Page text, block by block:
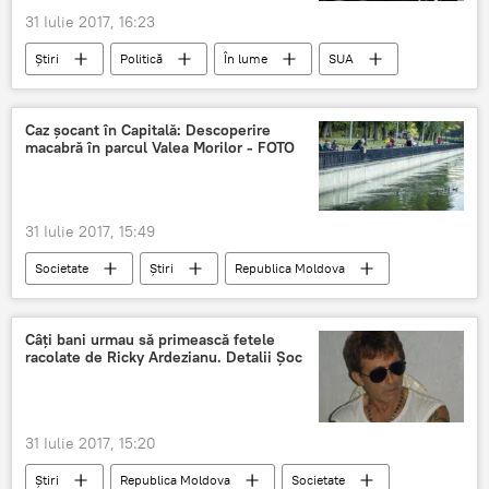
31 Iulie 2017, 16:23
Știri Politică În lume
SUA
Venezuela
alegeri
criză
Caz șocant în Capitală: Descoperire
macabră în parcul Valea Morilor - FOTO
31 Iulie 2017, 15:49
Societate Știri
Republica Moldova
chisinau
descoperire
capitala
cal
Parcul Valea Morilor
caz socant
indignat
toata lumea
Câți bani urmau să primească fetele
racolate de Ricky Ardezianu. Detalii Șoc
31 Iulie 2017, 15:20
Știri Republica Moldova Societate